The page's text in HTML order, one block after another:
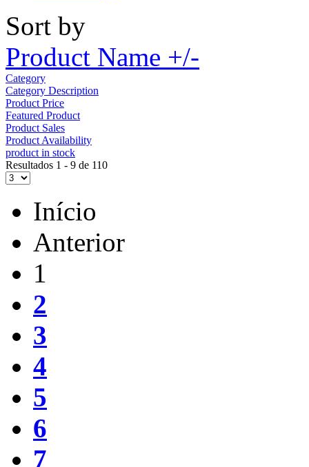
Sort by
Product Name +/-
Category
Category Description
Product Price
Featured Product
Product Sales
Product Availability
product in stock
Resultados 1 - 9 de 110
Início
Anterior
1
2
3
4
5
6
7